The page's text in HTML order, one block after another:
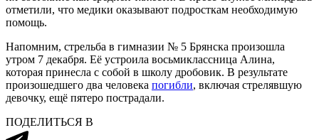
отметили, что медики оказывают подросткам необходимую
помощь.
Напомним, стрельба в гимназии № 5 Брянска произошла
утром 7 декабря. Её устроила восьмиклассница Алина,
которая принесла с собой в школу дробовик. В результате
произошедшего два человека погибли, включая стрелявшую
девочку, ещё пятеро пострадали.
ПОДЕЛИТЬСЯ В